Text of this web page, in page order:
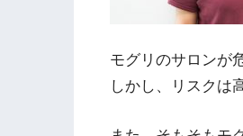
モグリのサロンが
しかし、リスクは